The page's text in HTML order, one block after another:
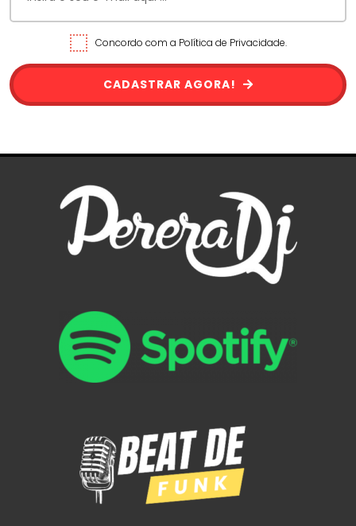
Concordo com a Política de Privacidade.
CADASTRAR AGORA!